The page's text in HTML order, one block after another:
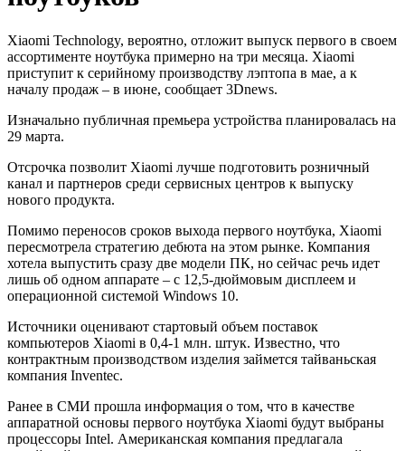
Xiaomi Technology, вероятно, отложит выпуск первого в своем
ассортименте ноутбука примерно на три месяца. Xiaomi
приступит к серийному производству лэптопа в мае, а к
началу продаж – в июне, сообщает 3Dnews.
Изначально публичная премьера устройства планировалась на
29 марта.
Отсрочка позволит Xiaomi лучше подготовить розничный
канал и партнеров среди сервисных центров к выпуску
нового продукта.
Помимо переносов сроков выхода первого ноутбука, Xiaomi
пересмотрела стратегию дебюта на этом рынке. Компания
хотела выпустить сразу две модели ПК, но сейчас речь идет
лишь об одном аппарате – с 12,5-дюймовым дисплеем и
операционной системой Windows 10.
Источники оценивают стартовый объем поставок
компьютеров Xiaomi в 0,4-1 млн. штук. Известно, что
контрактным производством изделия займется тайваньская
компания Inventec.
Ранее в СМИ прошла информация о том, что в качестве
аппаратной основы первого ноутбука Xiaomi будут выбраны
процессоры Intel. Американская компания предлагала